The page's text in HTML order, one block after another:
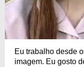
Eu trabalho desde
imagem. Eu gosto